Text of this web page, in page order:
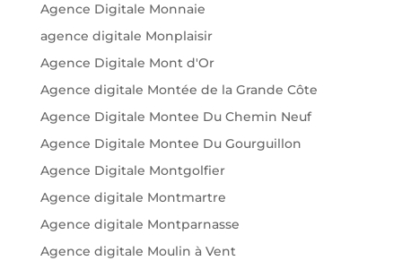
Agence Digitale Monnaie
agence digitale Monplaisir
Agence Digitale Mont d'Or
Agence digitale Montée de la Grande Côte
Agence Digitale Montee Du Chemin Neuf
Agence Digitale Montee Du Gourguillon
Agence Digitale Montgolfier
Agence digitale Montmartre
Agence digitale Montparnasse
Agence digitale Moulin à Vent